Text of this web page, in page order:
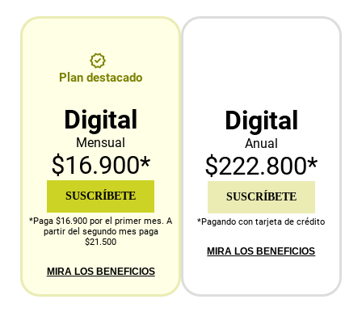
Plan destacado
Digital
Mensual
$16.900*
SUSCRÍBETE
*Paga $16.900 por el primer mes. A
partir del segundo mes paga
$21.500
MIRA LOS BENEFICIOS
Digital
Anual
$222.800*
SUSCRÍBETE
*Pagando con tarjeta de crédito
MIRA LOS BENEFICIOS